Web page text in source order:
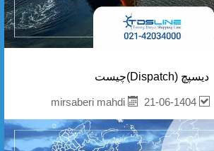
دیسپچ (Dispatch)چیست
21-06-1404